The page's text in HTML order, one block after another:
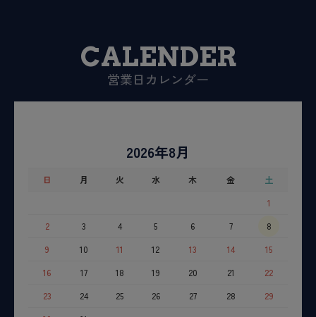
CALENDER
営業日カレンダー
2026年8月
日 月 火 水 木 金
土
1
2
3 4 5 6 7
8
9
10 11 12 13 14
15
16
17 18 19 20 21
22
23
24 25 26 27 28
29